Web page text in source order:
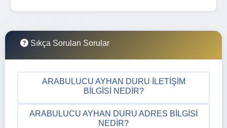
Sıkça Sorulan Sorular
ARABULUCU AYHAN DURU İLETIŞIM
BILGISI NEDIR?
ARABULUCU AYHAN DURU ADRES BILGISI
NEDIR?